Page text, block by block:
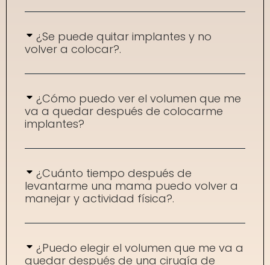
¿Se puede quitar implantes y no
volver a colocar?.
¿Cómo puedo ver el volumen que me
va a quedar después de colocarme
implantes?
¿Cuánto tiempo después de
levantarme una mama puedo volver a
manejar y actividad física?.
¿Puedo elegir el volumen que me va a
quedar después de una cirugía de